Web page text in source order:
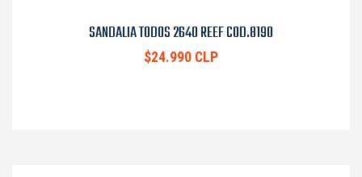
SANDALIA TODOS 2640 REEF COD.8190
$24.990 CLP